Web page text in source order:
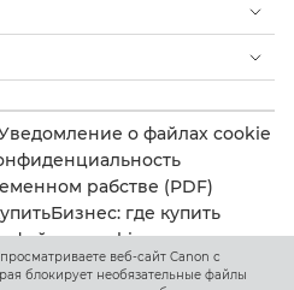
веб-сайт Canon с
блокирует необязательные файлы
о файлах cookie
рабстве (PDF)
Бизнес: где купить
файлов cookie